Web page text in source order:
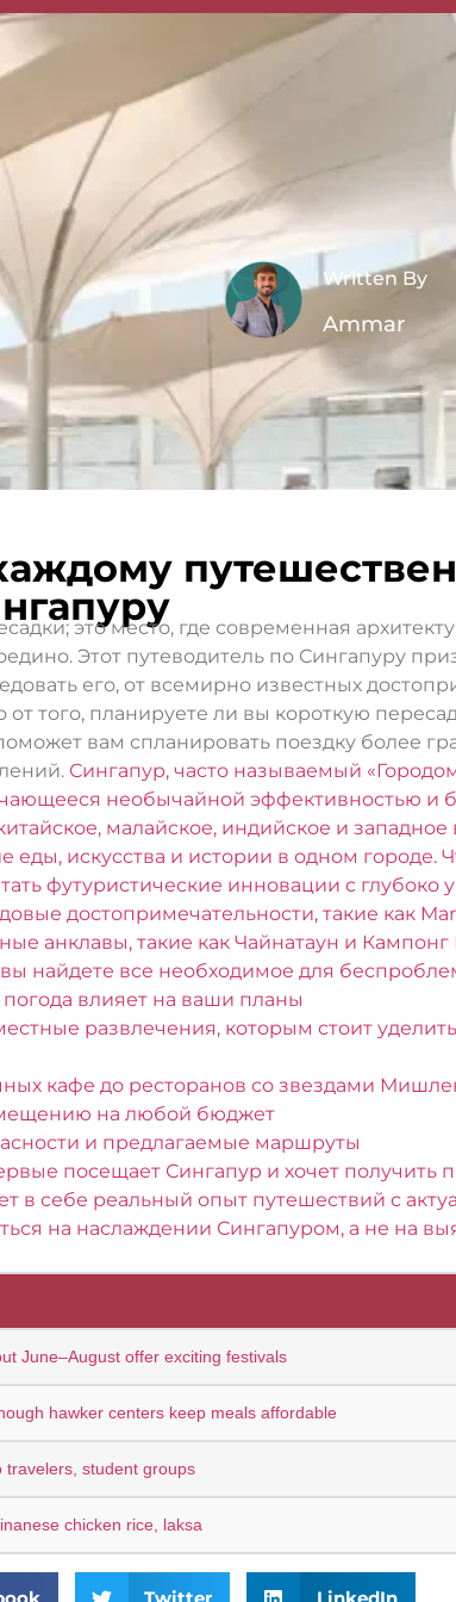
Written By
Ammar
это место, где современная
Этот путеводитель по Сингапуру
его, от всемирно известных
того, планируете ли вы короткую
вам спланировать поездку более
Сингапур, часто называемый
необычайной эффективностью и
малайское, индийское и западное
искусства и истории в одном городе.
футуристические инновации с
достопримечательности, такие как
анклавы, такие как Чайнатаун ​​и
найдете все необходимое для
влияет на ваши планы
развлечения, которым стоит
кафе до ресторанов со звездами
на любой бюджет
и предлагаемые маршруты
посещает Сингапур и хочет получить
в себе реальный опыт путешествий с
на наслаждении Сингапуром, а не на
June–August offer exciting festivals
hawker centers keep meals affordable
travelers, student groups
chicken rice, laksa